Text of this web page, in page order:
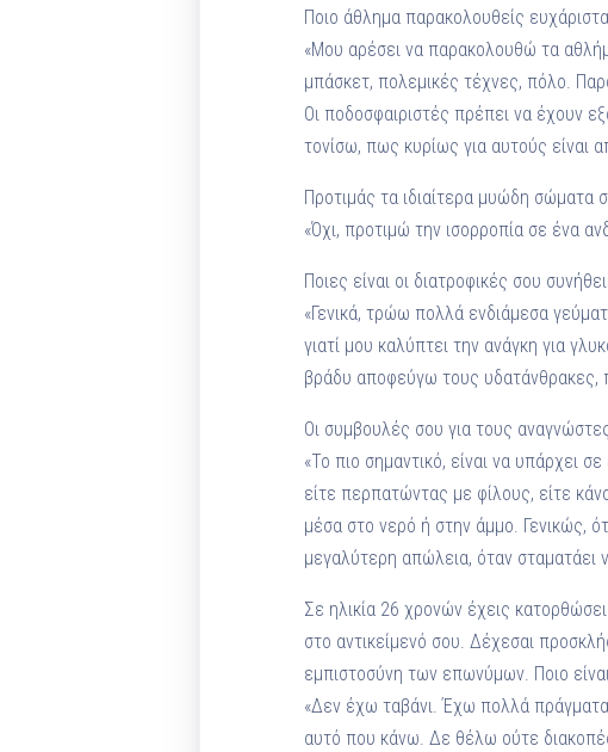
Ποιο άθλημα παρακολουθείς
«Μου αρέσει να παρακολουθώ τα
μπάσκετ, πολεμικές τέχνες, πόλο.
Οι ποδοσφαιριστές πρέπει να έχουν
τονίσω, πως κυρίως για αυτούς είναι
Προτιμάς τα ιδιαίτερα μυώδη σώματα
«Όχι, προτιμώ την ισορροπία σε ένα
Ποιες είναι οι διατροφικές σου
«Γενικά, τρώω πολλά ενδιάμεσα
γιατί μου καλύπτει την ανάγκη για
βράδυ αποφεύγω τους υδατάνθρακες,
Οι συμβουλές σου για τους
«Το πιο σημαντικό, είναι να υπάρχει
είτε περπατώντας με φίλους, είτε
μέσα στο νερό ή στην άμμο. Γενικώς,
μεγαλύτερη απώλεια, όταν σταματάει
Σε ηλικία 26 χρονών έχεις
στο αντικείμενό σου. Δέχεσαι
εμπιστοσύνη των επωνύμων. Ποιο είναι
«Δεν έχω ταβάνι. Έχω πολλά πράγματα
αυτό που κάνω. Δε θέλω ούτε